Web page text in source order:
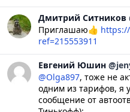
Дмитрий Ситников
Приглашаю👍
ref=215553911
Евгений Юшин
@Olga897, тоже не
одним из тарифов, я
сообщение от